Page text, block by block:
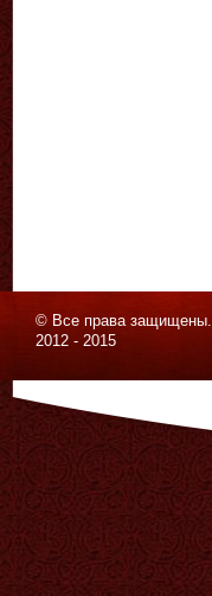
© Все права защищены.
2012 - 2015